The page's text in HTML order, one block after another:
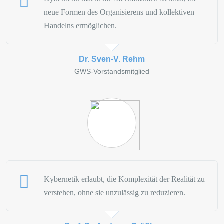
Damit verbunden war die Frage nach Verantwortung und
Selbstorganisation. Dr. Boysen zeigte, dass in einer Sanierung nicht
alles zentral gesteuert werden kann. Gerade wenn Führung zeitlich
operative Verantwortung, Problemlösungskompetenz und
abgestimmtes Handeln übersetzt werden können.
Möglichkeiten erweitern statt nur
Schäden begrenzen
Bezugnahme auf Heinz von Foersters Prinzip, so zu handeln, dass
sich die Anzahl der Möglichkeiten erhöht. In einer
Liquiditätssicherung und Risikobegrenzung. Der Vortrag zeigte
neue Formen des Organisierens und kollektiven
Handelns ermöglichen.
Dr. Sven-V. Rehm
GWS-Vorstandsmitglied
Kybernetik erlaubt, die Komplexität der Realität zu
verstehen, ohne sie unzulässig zu reduzieren.